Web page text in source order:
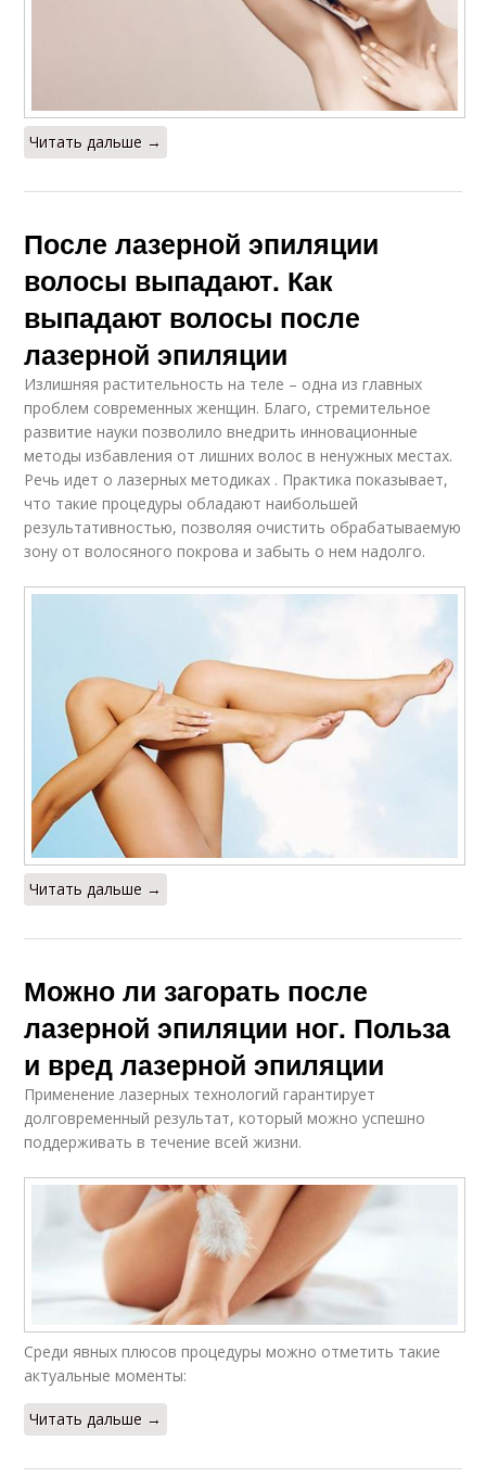
Читать дальше →
После лазерной эпиляции
волосы выпадают. Как
выпадают волосы после
лазерной эпиляции
Излишняя растительность на теле – одна из главных
проблем современных женщин. Благо, стремительное
развитие науки позволило внедрить инновационные
методы избавления от лишних волос в ненужных местах.
Речь идет о лазерных методиках . Практика показывает,
что такие процедуры обладают наибольшей
результативностью, позволяя очистить обрабатываемую
зону от волосяного покрова и забыть о нем надолго.
Читать дальше →
Можно ли загорать после
лазерной эпиляции ног. Польза
и вред лазерной эпиляции
Применение лазерных технологий гарантирует
долговременный результат, который можно успешно
поддерживать в течение всей жизни.
Среди явных плюсов процедуры можно отметить такие
актуальные моменты:
Читать дальше →